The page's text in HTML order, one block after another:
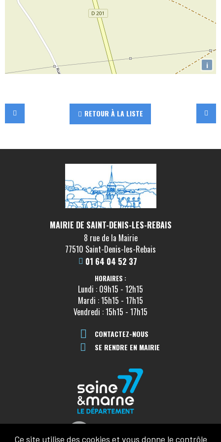
i
RETOUR À LA LISTE
MAIRIE DE SAINT-DENIS-LES-REBAIS
8 rue de la Mairie
77510 Saint-Denis-les-Rebais
01 64 04 52 37
HORAIRES :
Lundi : 09h15 - 12h15
Mardi : 15h15 - 17h15
Vendredi : 15h15 - 17h15
CONTACTEZ-NOUS
SE RENDRE EN MAIRIE
Ce site utilise des cookies et vous donne le contrôle